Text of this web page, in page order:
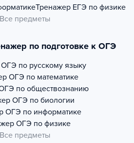
Тренажер ЕГЭ по физике
Все предметы
по подготовке к ОГЭ
ОГЭ по русскому языку
ОГЭ по математике
по обществознанию
ОГЭ по биологии
ОГЭ по информатике
ОГЭ по физике
Все предметы